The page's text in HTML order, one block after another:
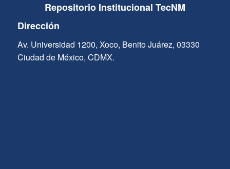
Repositorio Institucional TecNM
Dirección
Av. Universidad 1200, Xoco, Benito Juárez, 03330
Ciudad de México, CDMX.